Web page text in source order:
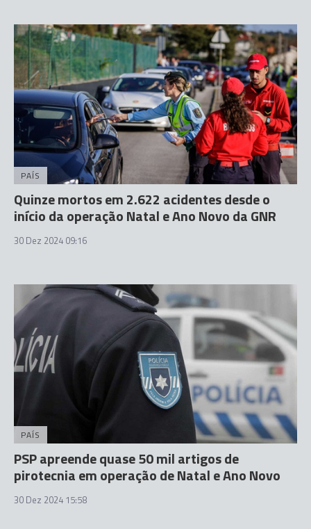
PAÍS
Quinze mortos em 2.622 acidentes desde o
início da operação Natal e Ano Novo da GNR
30 Dez 2024 09:16
PAÍS
PSP apreende quase 50 mil artigos de
pirotecnia em operação de Natal e Ano Novo
30 Dez 2024 15:58